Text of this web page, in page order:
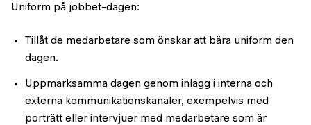
Uniform på jobbet-dagen:
Tillåt de medarbetare som önskar att bära uniform den
dagen.
Uppmärksamma dagen genom inlägg i interna och
externa kommunikationskanaler, exempelvis med
porträtt eller intervjuer med medarbetare som är